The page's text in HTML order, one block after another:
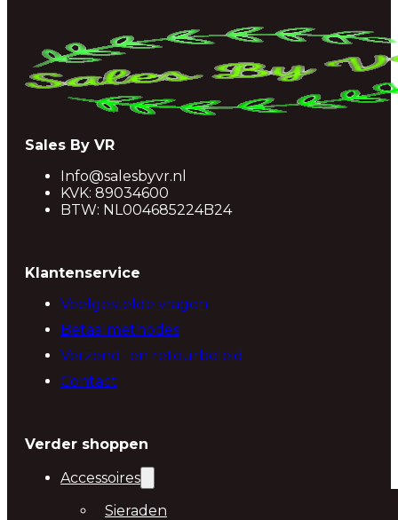
Sales By VR
Info@salesbyvr.nl
KVK: 89034600
BTW: NL004685224B24
Klantenservice
Veelgestelde vragen
Betaalmethodes
Verzend- en retourbeleid
Contact
Verder shoppen
Accessoires
Sieraden